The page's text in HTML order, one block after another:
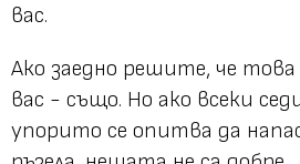
вас.
Ако заедно решите, че това
вас - също. Но ако всеки
упорито се опитва да